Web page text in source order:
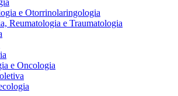
e Otorrinolaringologia
Reumatologia e Traumatologia
e Oncologia